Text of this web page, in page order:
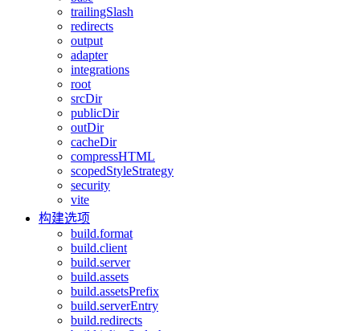
trailingSlash
redirects
output
adapter
integrations
root
srcDir
publicDir
outDir
cacheDir
compressHTML
scopedStyleStrategy
security
vite
构建选项
build.format
build.client
build.server
build.assets
build.assetsPrefix
build.serverEntry
build.redirects